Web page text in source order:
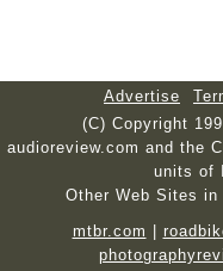
Advertise
(C) Copyright
audioreview.com and the
units of
Other Web Sites in
mtbr.com